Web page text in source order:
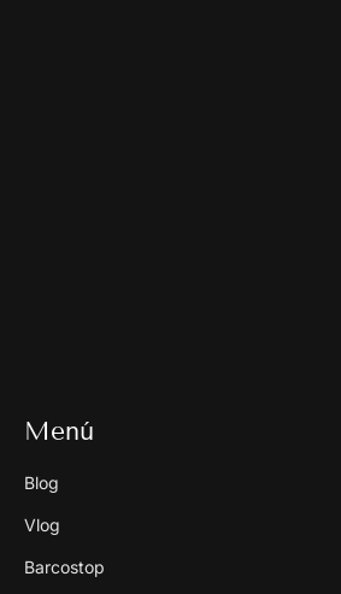
Menú
Blog
Vlog
Barcostop